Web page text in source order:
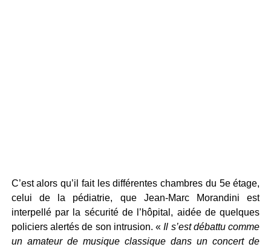
C’est alors qu’il fait les différentes chambres du 5e étage,
celui de la pédiatrie, que Jean-Marc Morandini est
interpellé par la sécurité de l’hôpital, aidée de quelques
policiers alertés de son intrusion. «Il s’est débattu comme
un amateur de musique classique dans un concert de